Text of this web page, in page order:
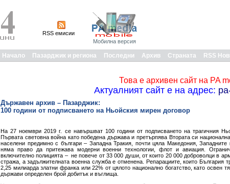
RSS емисии
Мобилна версия
Начало Пазарджик и региона Последни Архив Страната RSS
Това е архивен сайт на PA
Актуалният сайт е на адрес:
Държавен архив – Пазарджик:
100 години от подписването на Ньойския мирен договор
На 27 ноември 2019 г. се навършват 100 години от подписването на трагичния
Първата световна война като победена държава и претърпява Втората си
населени предимно с българи – Западна Тракия, почти цяла Македония,
няма право да притежава модерни военни технологии, флот и авиация.
включително полицията – не повече от 33 000 души, от които 20 000 доброволци в
стража, а задължителната военна служба е отменена. Репарациите, които България
2,25 милиарда златни франка или 22% от цялото национално богатство, като освен
държави определен брой добитък и въглища.